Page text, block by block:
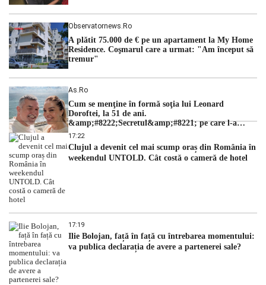
Observatornews.ro
A plătit 75.000 de € pe un apartament la My Home
Residence. Coşmarul care a urmat: "Am început să
tremur"
As.ro
Cum se menţine în formă soţia lui Leonard
Doroftei, la 51 de ani.
&amp;#8222;Secretul&amp;#8221; pe care l-a
dezvăluit
17:22
Clujul a devenit cel mai scump oraș din România în
weekendul UNTOLD. Cât costă o cameră de hotel
17:19
Ilie Bolojan, față în față cu întrebarea momentului:
va publica declarația de avere a partenerei sale?